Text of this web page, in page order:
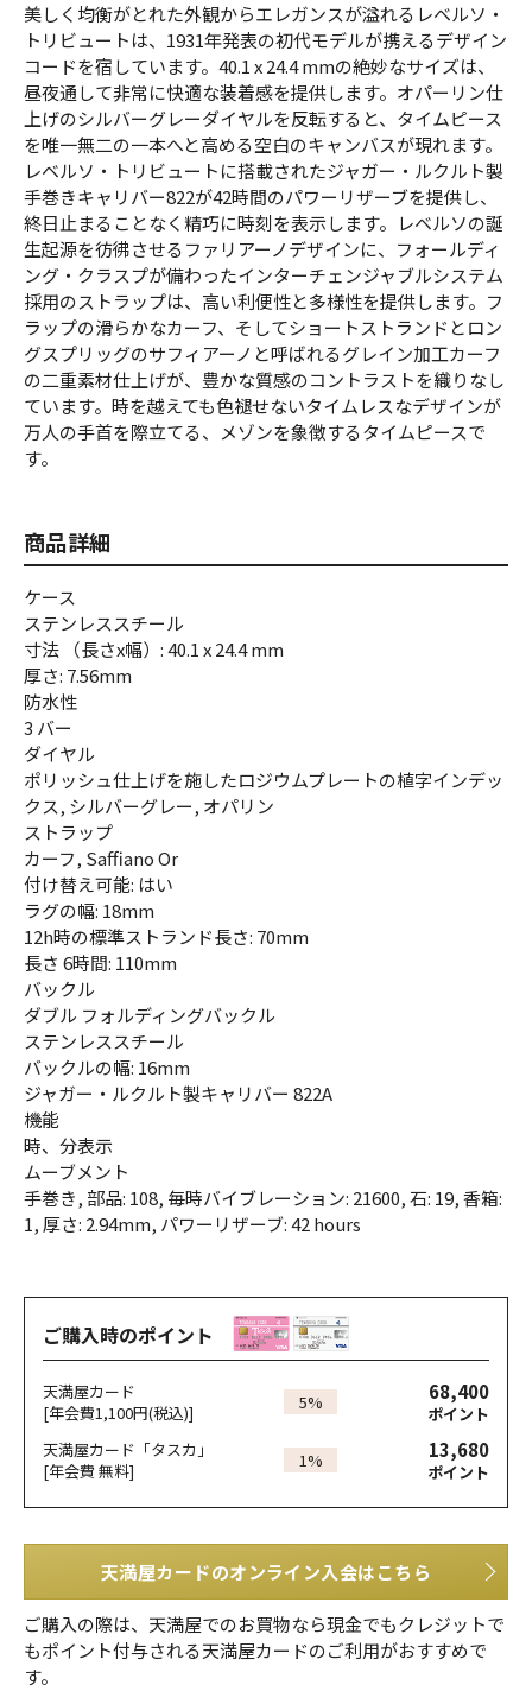
美しく均衡がとれた外観からエレガンスが溢れるレベルソ・
トリビュートは、1931年発表の初代モデルが携えるデザイン
コードを宿しています。40.1 x 24.4 mmの絶妙なサイズは、
昼夜通して非常に快適な装着感を提供します。オパーリン仕
上げのシルバーグレーダイヤルを反転すると、タイムピース
を唯一無二の一本へと高める空白のキャンバスが現れます。
レベルソ・トリビュートに搭載されたジャガー・ルクルト製
手巻きキャリバー822が42時間のパワーリザーブを提供し、
終日止まることなく精巧に時刻を表示します。レベルソの誕
生起源を彷彿させるファリアーノデザインに、フォールディ
ング・クラスプが備わったインターチェンジャブルシステム
採用のストラップは、高い利便性と多様性を提供します。フ
ラップの滑らかなカーフ、そしてショートストランドとロン
グスプリッグのサフィアーノと呼ばれるグレイン加工カーフ
の二重素材仕上げが、豊かな質感のコントラストを織りなし
ています。時を越えても色褪せないタイムレスなデザインが
万人の手首を際立てる、メゾンを象徴するタイムピースで
す。
商品詳細
ケース
ステンレススチール
寸法 （長さx幅）: 40.1 x 24.4 mm
厚さ: 7.56mm
防水性
3 バー
ダイヤル
ポリッシュ仕上げを施したロジウムプレートの植字インデッ
クス, シルバーグレー, オパリン
ストラップ
カーフ, Saffiano Or
付け替え可能: はい
ラグの幅: 18mm
12h時の標準ストランド長さ: 70mm
長さ 6時間: 110mm
バックル
ダブル フォルディングバックル
ステンレススチール
バックルの幅: 16mm
ジャガー・ルクルト製キャリバー 822A
機能
時、分表示
ムーブメント
手巻き, 部品: 108, 毎時バイブレーション: 21600, 石: 19, 香箱:
1, 厚さ: 2.94mm, パワーリザーブ: 42 hours
ご購入時のポイント
天満屋カード
[年会費1,100円(税込)]
5% 68,400
ポイント
天満屋カード「タスカ」
[年会費 無料]
1% 13,680
ポイント
天満屋カードのオンライン入会はこちら
ご購入の際は、天満屋でのお買物なら現金でもクレジットで
もポイント付与される天満屋カードのご利用がおすすめで
す。